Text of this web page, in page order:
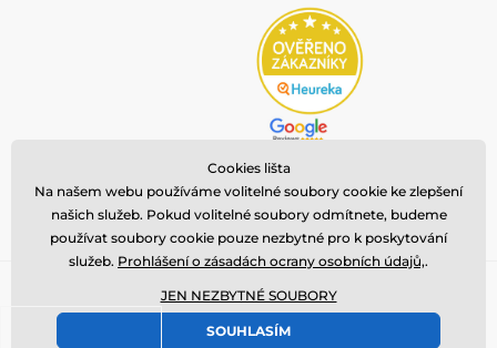
Copyright ©2008 - 2025, všechna práva vyhrazena,
registrovaná ochranná známka společnostiNanoTrade, s.r.o.⦁ E-
shop vytvořilaSIMPLIA.cz
Cookies lišta
Na našem webu používáme volitelné soubory cookie ke zlepšení
našich služeb. Pokud volitelné soubory odmítnete, budeme
používat soubory cookie pouze nezbytné pro k poskytování
služeb. Prohlášení o zásadách ocrany osobních údajů,.
JEN NEZBYTNÉ SOUBORY
SOUHLASÍM